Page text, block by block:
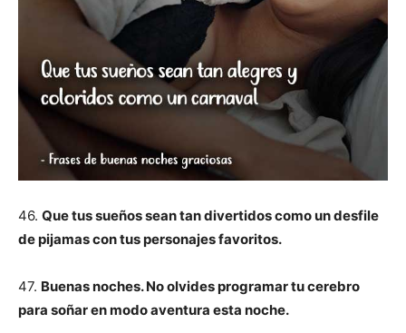
46. Que tus sueños sean tan divertidos como un desfile
de pijamas con tus personajes favoritos.
47. Buenas noches. No olvides programar tu cerebro
para soñar en modo aventura esta noche.